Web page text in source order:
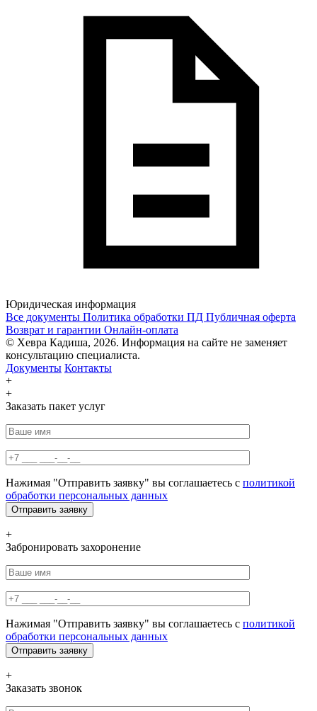
Юридическая информация
Все документы Политика обработки ПД Публичная оферта
Возврат и гарантии Онлайн-оплата
© Хевра Кадиша, 2026. Информация на сайте не заменяет
консультацию специалиста.
Документы Контакты
+
+
Заказать пакет услуг
Нажимая "Отправить заявку" вы соглашаетесь с политикой
обработки персональных данных
+
Забронировать захоронение
Нажимая "Отправить заявку" вы соглашаетесь с политикой
обработки персональных данных
+
Заказать звонок